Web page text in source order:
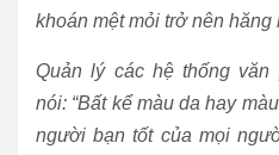
khoán mệt mỏi trở nên hăng
Quản lý các hệ thống văn
nói: “Bất kể màu da hay
người bạn tốt của mọi